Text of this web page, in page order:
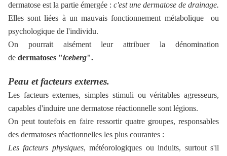
dermatose est la partie émergée : c'est une dermatose de drainage.
Elles sont liées à un mauvais fonctionnement métabolique ou
psychologique de l'individu.
On pourrait aisément leur attribuer la dénomination
de dermatoses "iceberg".
Peau et facteurs externes.
Les facteurs externes, simples stimuli ou véritables agresseurs,
capables d'induire une dermatose réactionnelle sont légions.
On peut toutefois en faire ressortir quatre groupes, responsables
des dermatoses réactionnelles les plus courantes :
Les facteurs physiques, météorologiques ou induits, surtout s'il